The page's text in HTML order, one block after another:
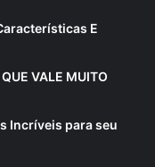
E
VALE MUITO
Incríveis para seu